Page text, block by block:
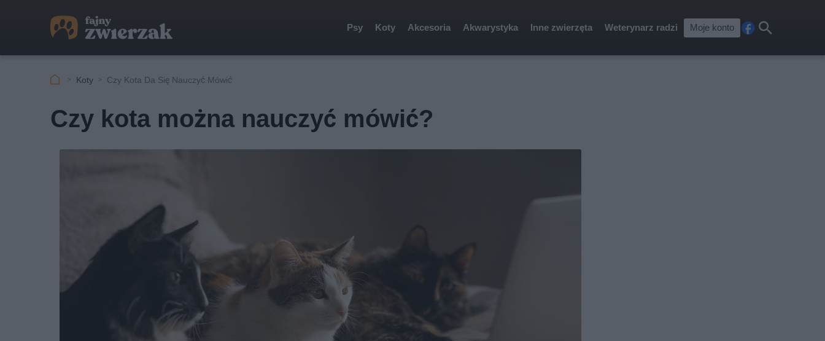
Psy Koty Akcesoria Akwarystyka Inne zwierzęta Weterynarz radzi Moje konto
cebkaj
Koty Czy Kota Da Się Nauczyć Mówić
Czy kota można nauczyć mówić?